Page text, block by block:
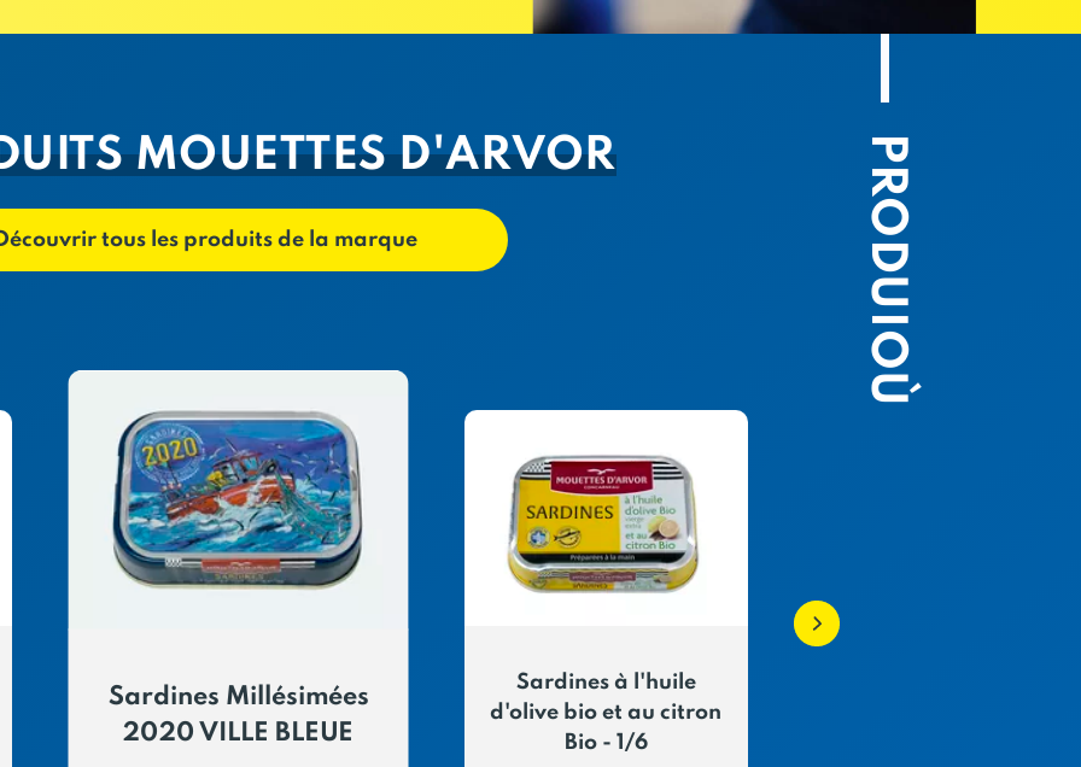
PRODUIOÙ
MOUETTES D'ARVOR
Découvrir tous les produits de la marque
Sardines Millésimées
2020 VILLE BLEUE
Sardines à l'huile
d'olive bio et au citron
Bio - 1/6